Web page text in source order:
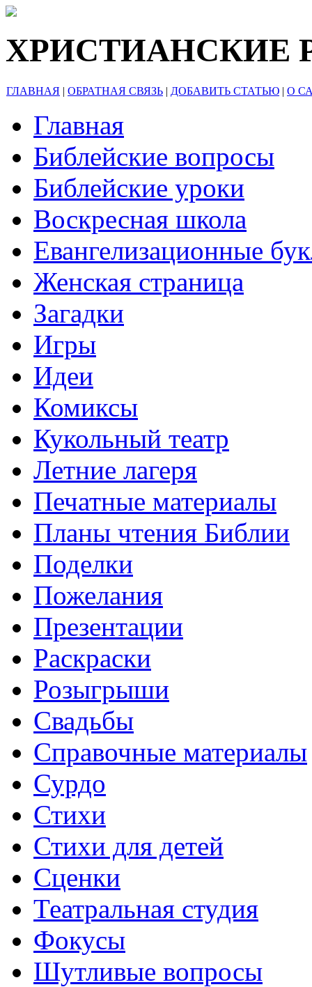
ХРИСТИАНСКИЕ
ГЛАВНАЯ | ОБРАТНАЯ СВЯЗЬ | ДОБАВИТЬ СТАТЬЮ | О
Главная
Библейские вопросы
Библейские уроки
Воскресная школа
Евангелизационные
Женская страница
Загадки
Игры
Идеи
Комиксы
Кукольный театр
Летние лагеря
Печатные материалы
Планы чтения Библии
Поделки
Пожелания
Презентации
Раскраски
Розыгрыши
Свадьбы
Справочные материалы
Сурдо
Стихи
Стихи для детей
Сценки
Театральная студия
Фокусы
Шутливые вопросы